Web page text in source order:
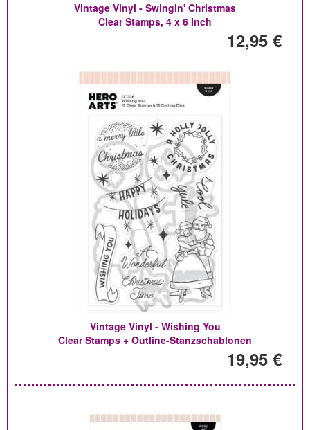
Vintage Vinyl - Swingin' Christmas
Clear Stamps, 4 x 6 Inch
12,95 €
Vintage Vinyl - Wishing You
Clear Stamps + Outline-Stanzschablonen
19,95 €